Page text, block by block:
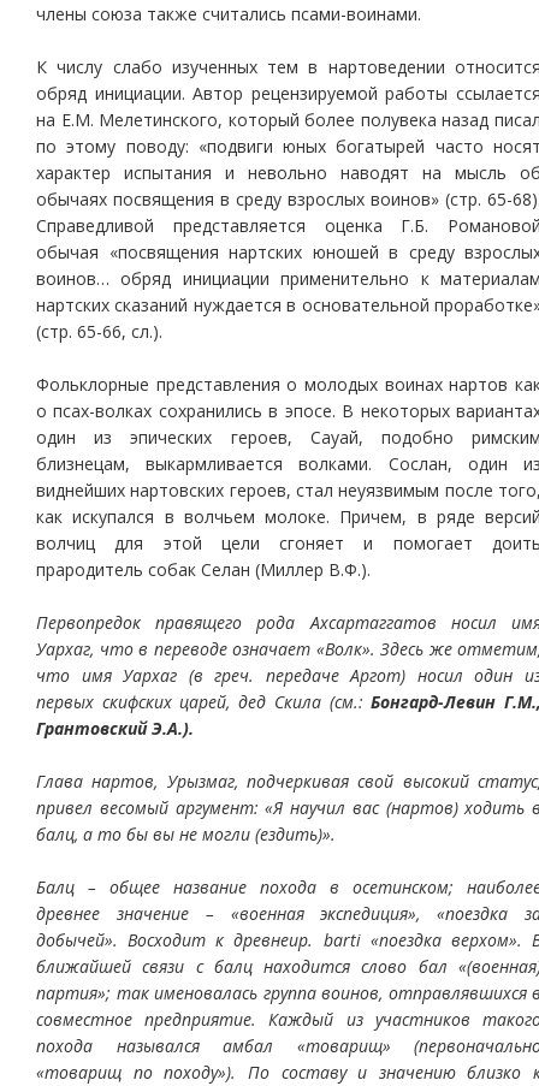
члены союза также считались псами-воинами.
К числу слабо изученных тем в нартоведении
обряд инициации. Автор рецензируемой работы
на Е.М. Мелетинского, который более полувека назад
по этому поводу: «подвиги юных богатырей часто
характер испытания и невольно наводят на мысль
обычаях посвящения в среду взрослых воинов» (стр. 65-
Справедливой представляется оценка Г.Б.
обычая «посвящения нартских юношей в среду
воинов… обряд инициации применительно к
нартских сказаний нуждается в основательной
(стр. 65-66, сл.).
Фольклорные представления о молодых воинах нартов
о псах-волках сохранились в эпосе. В некоторых
один из эпических героев, Сауай, подобно
близнецам, выкармливается волками. Сослан, один
виднейших нартовских героев, стал неуязвимым после
как искупался в волчьем молоке. Причем, в ряде
волчиц для этой цели сгоняет и помогает
прародитель собак Селан (Миллер В.Ф.).
Первопредок правящего рода Ахсартаггатов носил
Уархаг, что в переводе означает «Волк». Здесь же
что имя Уархаг (в греч. передаче Аргот) носил один
первых скифских царей, дед Скила (см.:Бонгард-Левин
Грантовский Э.А.).
Глава нартов, Урызмаг, подчеркивая свой высокий
привел весомый аргумент: «Я научил вас (нартов) ходить
балц, а то бы вы не могли (ездить)».
Балц – общее название похода в осетинском;
древнее значение – «военная экспедиция», «поездка
добычей». Восходит к древнеир. barti «поездка верхом».
ближайшей связи с балц находится слово бал
партия»; так именовалась группа воинов, отправлявшихся
совместное предприятие. Каждый из участников
похода назывался амбал «товарищ»
«товарищ по походу»). По составу и значению близко